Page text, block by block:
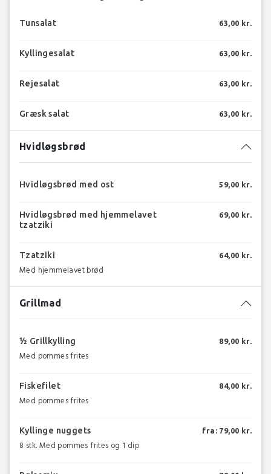
Tunsalat 63,00 kr.
Kyllingesalat 63,00 kr.
Rejesalat 63,00 kr.
Græsk salat 63,00 kr.
Hvidløgsbrød
Hvidløgsbrød med ost 59,00 kr.
Hvidløgsbrød med hjemmelavet
tzatziki
69,00 kr.
Tzatziki
Med hjemmelavet brød
64,00 kr.
Grillmad
½ Grillkylling
Med pommes frites
89,00 kr.
Fiskefilet
Med pommes frites
84,00 kr.
Kyllinge nuggets
8 stk. Med pommes frites og 1 dip
fra: 79,00 kr.